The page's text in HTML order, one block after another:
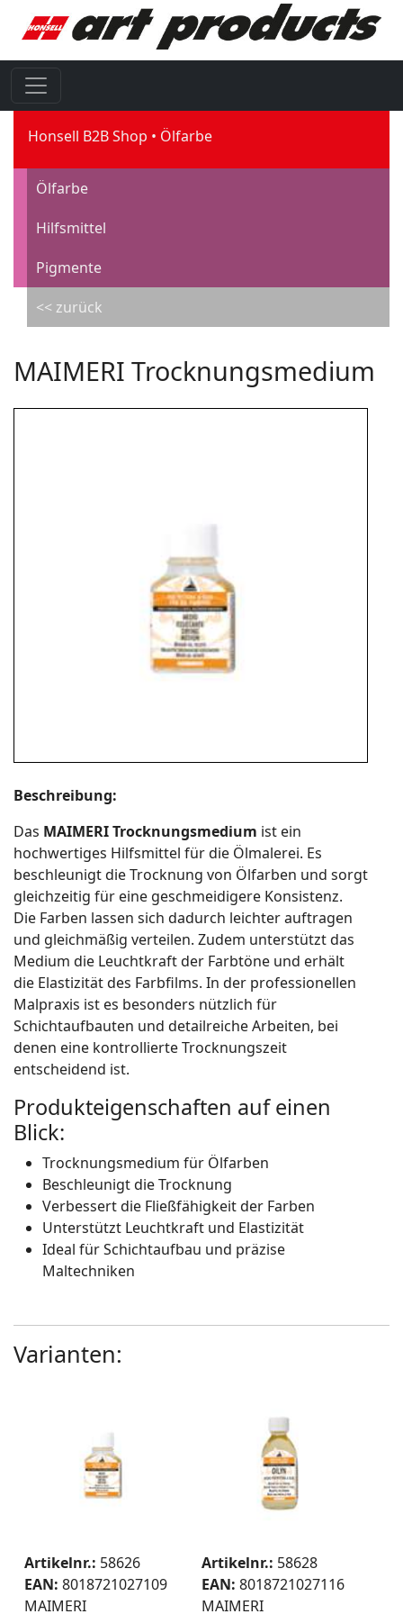
Honsell B2B Shop Ölfarbe
Ölfarbe
Hilfsmittel
Pigmente
<< zurück
MAIMERI Trocknungsmedium
Beschreibung:
Das MAIMERI Trocknungsmedium ist ein
hochwertiges Hilfsmittel für die Ölmalerei. Es
beschleunigt die Trocknung von Ölfarben und sorgt
gleichzeitig für eine geschmeidigere Konsistenz.
Die Farben lassen sich dadurch leichter auftragen
und gleichmäßig verteilen. Zudem unterstützt das
Medium die Leuchtkraft der Farbtöne und erhält
die Elastizität des Farbfilms. In der professionellen
Malpraxis ist es besonders nützlich für
Schichtaufbauten und detailreiche Arbeiten, bei
denen eine kontrollierte Trocknungszeit
entscheidend ist.
Produkteigenschaften auf einen
Blick:
Trocknungsmedium für Ölfarben
Beschleunigt die Trocknung
Verbessert die Fließfähigkeit der Farben
Unterstützt Leuchtkraft und Elastizität
Ideal für Schichtaufbau und präzise
Maltechniken
Varianten:
Artikelnr.: 58626
EAN: 8018721027109
MAIMERI
Artikelnr.: 58628
EAN: 8018721027116
MAIMERI